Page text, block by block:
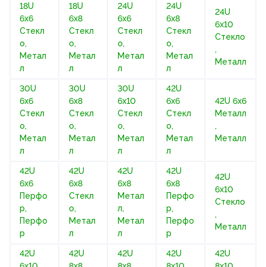
18U
6х6
Стекл
о,
Метал
л
18U
6х8
Стекл
о,
Метал
л
24U
6х6
Стекл
о,
Метал
л
24U
6х8
Стекл
о,
Метал
л
24U
6х10
Стекло
,
Металл
30U
6х6
Стекл
о,
Метал
л
30U
6х8
Стекл
о,
Метал
л
30U
6х10
Стекл
о,
Метал
л
42U
6х6
Стекл
о,
Метал
л
42U 6х6
Металл
,
Металл
42U
6х6
Перфо
р,
Перфо
р
42U
6х8
Стекл
о,
Метал
л
42U
6х8
Метал
л,
Метал
л
42U
6х8
Перфо
р,
Перфо
р
42U
6х10
Стекло
,
Металл
42U
42U
42U
42U
42U